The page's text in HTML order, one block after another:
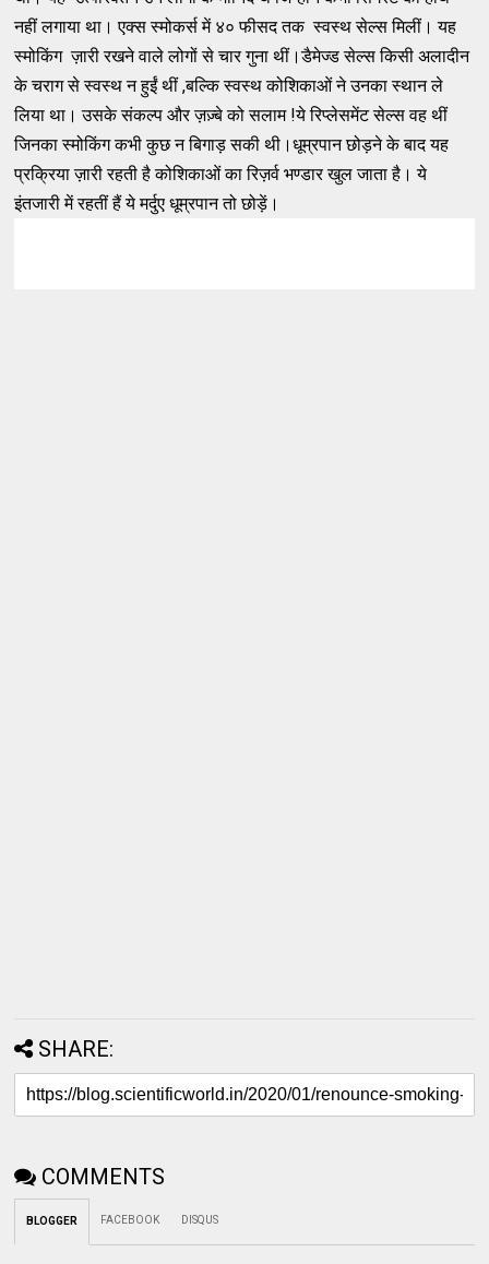
नहीं लगाया था। एक्स स्मोकर्स में ४० फीसद तक स्वस्थ सेल्स मिलीं। यह
स्मोकिंग ज़ारी रखने वाले लोगों से चार गुना थीं।डैमेज्ड सेल्स किसी अलादीन
के चराग से स्वस्थ न हुईं थीं ,बल्कि स्वस्थ कोशिकाओं ने उनका स्थान ले
लिया था। उसके संकल्प और ज़ज़्बे को सलाम !ये रिप्लेसमेंट सेल्स वह थीं
जिनका स्मोकिंग कभी कुछ न बिगाड़ सकी थी।धूम्रपान छोड़ने के बाद यह
प्रक्रिया ज़ारी रहती है कोशिकाओं का रिज़र्व भण्डार खुल जाता है। ये
इंतजारी में रहतीं हैं ये मर्दुए धूम्रपान तो छोड़ें।
SHARE:
COMMENTS
BLOGGER FACEBOOK DISQUS